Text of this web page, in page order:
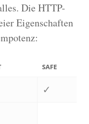
Die HTTP-
Eigenschaften
SAFE
✓